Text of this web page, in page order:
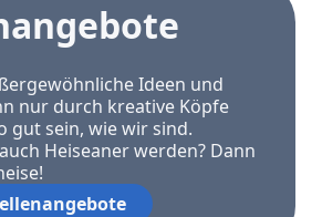
Ideen und
nur durch kreative Köpfe
gut sein, wie wir sind.
Heiseaner werden? Dann